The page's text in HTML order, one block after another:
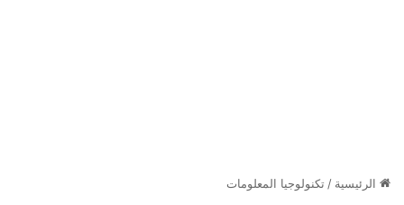
الرئيسية /تكنولوجيا المعلومات